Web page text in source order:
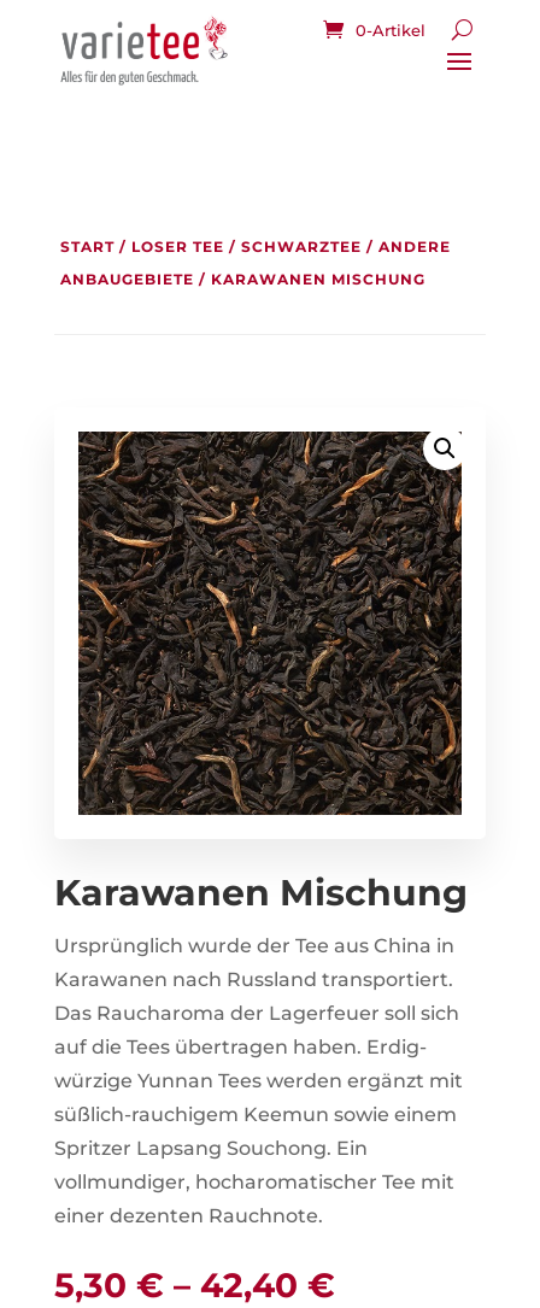
0-Artikel
START/ LOSER TEE / SCHWARZTEE / ANDERE
ANBAUGEBIETE / KARAWANEN MISCHUNG
Karawanen Mischung
Ursprünglich wurde der Tee aus China in
Karawanen nach Russland transportiert.
Das Raucharoma der Lagerfeuer soll sich
auf die Tees übertragen haben. Erdig-
würzige Yunnan Tees werden ergänzt mit
süßlich-rauchigem Keemun sowie einem
Spritzer Lapsang Souchong. Ein
vollmundiger, hocharomatischer Tee mit
einer dezenten Rauchnote.
5,30 € – 42,40 €